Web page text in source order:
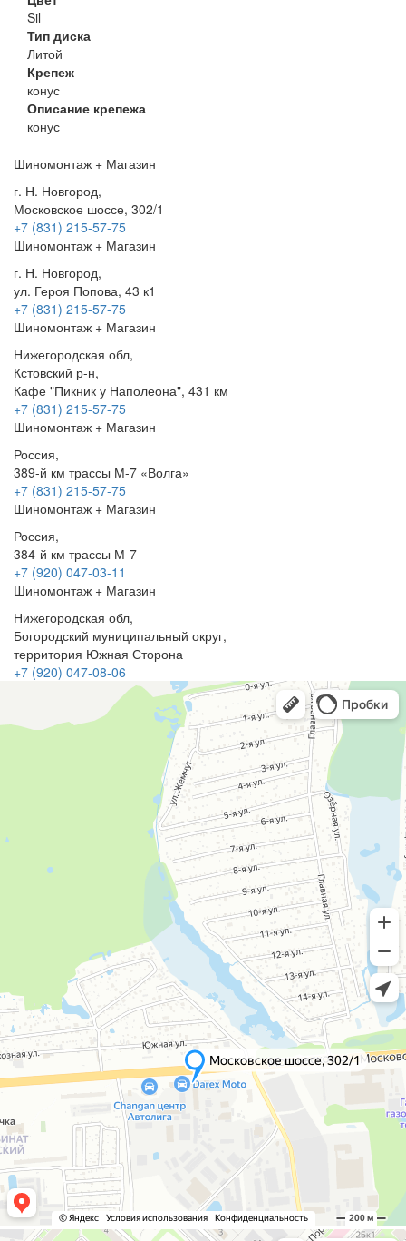
Sil
Тип диска
Литой
Крепеж
конус
Описание крепежа
конус
Шиномонтаж + Магазин
г. Н. Новгород,
Московское шоссе, 302/1
+7 (831) 215-57-75
Шиномонтаж + Магазин
г. Н. Новгород,
ул. Героя Попова, 43 к1
+7 (831) 215-57-75
Шиномонтаж + Магазин
Нижегородская обл,
Кстовский р-н,
Кафе "Пикник у Наполеона", 431 км
+7 (831) 215-57-75
Шиномонтаж + Магазин
Россия,
389-й км трассы М-7 «Волга»
+7 (831) 215-57-75
Шиномонтаж + Магазин
Россия,
384-й км трассы М-7
+7 (920) 047-03-11
Шиномонтаж + Магазин
Нижегородская обл,
Богородский муниципальный округ,
территория Южная Сторона
+7 (920) 047-08-06